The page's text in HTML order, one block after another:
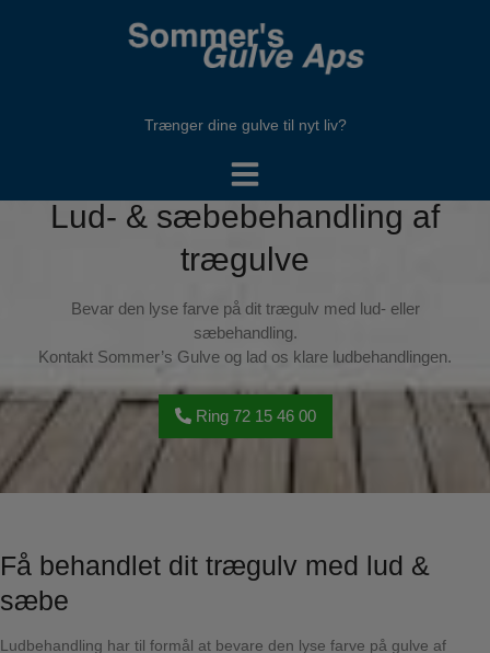
Trænger dine gulve til nyt liv?
Lud- & sæbebehandling af
trægulve
Bevar den lyse farve på dit trægulv med lud- eller
sæbehandling.
Kontakt Sommer’s Gulve og lad os klare ludbehandlingen.
Ring 72 15 46 00
Få behandlet dit trægulv med lud &
sæbe
Ludbehandling har til formål at bevare den lyse farve på gulve af